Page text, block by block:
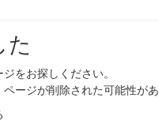
た
をお探しください。
ージが削除された可能性が